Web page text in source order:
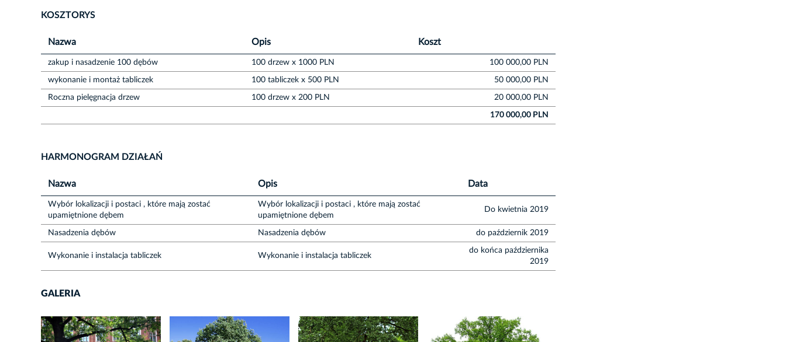
KOSZTORYS
Nazwa Opis Koszt
zakup i nasadzenie 100 dębów 100 drzew x 1000 PLN 100 000,00 PLN
wykonanie i montaż tabliczek 100 tabliczek x 500 PLN 50 000,00 PLN
Roczna pielęgnacja drzew 100 drzew x 200 PLN 20 000,00 PLN
170 000,00 PLN
HARMONOGRAM DZIAŁAŃ
Nazwa Opis Data
Wybór lokalizacji i postaci , które mają zostać
upamiętnione dębem
Wybór lokalizacji i postaci , które mają zostać
upamiętnione dębem
Do kwietnia 2019
Nasadzenia dębów Nasadzenia dębów do październik 2019
Wykonanie i instalacja tabliczek Wykonanie i instalacja tabliczek
do końca października
2019
GALERIA